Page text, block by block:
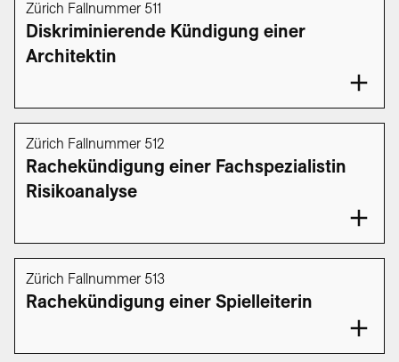
Zürich Fallnummer 511
Diskriminierende Kündigung einer
Architektin
Zürich Fallnummer 512
Rachekündigung einer Fachspezialistin
Risikoanalyse
Zürich Fallnummer 513
Rachekündigung einer Spielleiterin